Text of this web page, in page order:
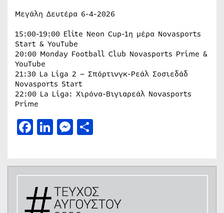
Μεγάλη Δευτέρα 6-4-2026
15:00-19:00 Elite Neon Cup-1η μέρα Novasports
Start & YouTube
20:00 Monday Football Club Novasports Prime &
YouTube
21:30 La Liga 2 – Σπόρτινγκ-Ρεάλ Σοσιεδάδ
Novasports Start
22:00 La Liga: Χιρόνα-Βιγιαρεάλ Novasports
Prime
Facebook
LinkedIn
Messenger